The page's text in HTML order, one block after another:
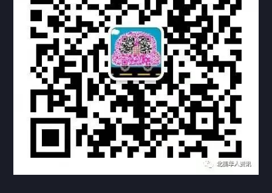
联系方式 关于我们
下载与支持
资料下载 视频中心
常见问题
购买流程 版权条款